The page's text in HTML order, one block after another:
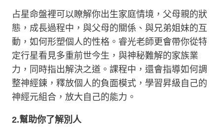
占星命盤裡可以瞭解你出生家庭情境，父母親的狀
態，成長過程中，與父母的關係、與兄弟姐妹的互
動，如何形塑個人的性格。睿光老師更會帶你從特
定行星看見多重前世今生，與神秘難解的家族業
力，同時指出解決之道。課程中，還會指導如何調
整神經鍊，釋放個人的負面模式，學習昇級自己的
神經元組合，放大自己的能力。
2.幫助你了解別人